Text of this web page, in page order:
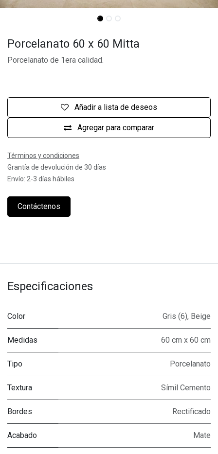
Porcelanato 60 x 60 Mitta
Porcelanato de 1era calidad.
Agregar para comparar
Añadir a lista de deseos
Términos y condiciones
Grantía de devolución de 30 días
Envío: 2-3 días hábiles
Contáctenos
Especificaciones
Color Gris (6), Beige
Medidas 60 cm x 60 cm
Tipo Porcelanato
Textura Símil Cemento
Bordes Rectificado
Acabado Mate